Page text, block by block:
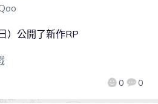
0 0
）公開了新作RP